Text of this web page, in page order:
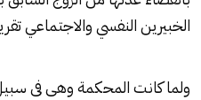
الخبيرين النفسي والاجتماعي
ولما كانت المحكمة وهى فى